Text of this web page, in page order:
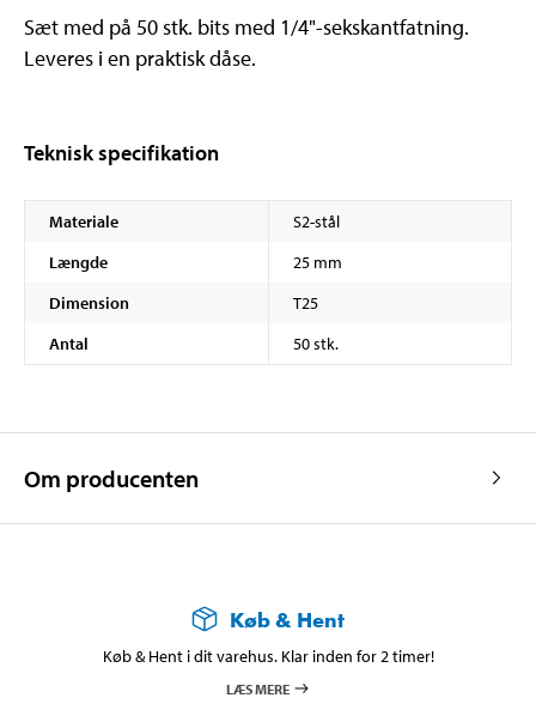
Sæt med på 50 stk. bits med 1/4"-sekskantfatning.
Leveres i en praktisk dåse.
Teknisk specifikation
Materiale
S2-stål
Længde
25 mm
Dimension
T25
Antal
50 stk.
Om producenten
Køb & Hent
Køb & Hent i dit varehus. Klar inden for 2 timer!
LÆS MERE